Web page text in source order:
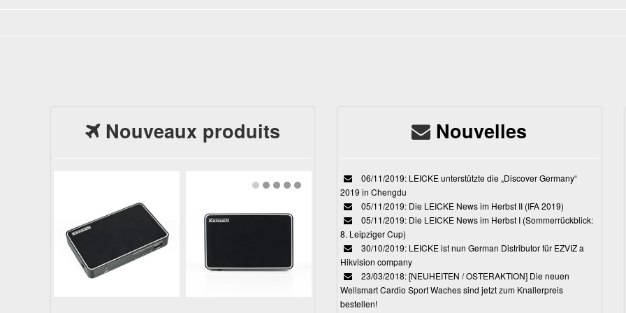
Nouveaux produits Nouvelles
06/11/2019: LEICKE unterstützte die „Discover Germany“
2019 in Chengdu
05/11/2019: Die LEICKE News im Herbst II (IFA 2019)
05/11/2019: Die LEICKE News im Herbst I (Sommerrückblick:
8. Leipziger Cup)
30/10/2019: LEICKE ist nun German Distributor für EZVIZ a
Hikvision company
23/03/2018: [NEUHEITEN / OSTERAKTION] Die neuen
Wellsmart Cardio Sport Waches sind jetzt zum Knallerpreis
bestellen!